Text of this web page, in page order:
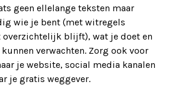
geen ellelange teksten maar
wie je bent (met witregels
overzichtelijk blijft), wat je doet en
verwachten. Zorg ook voor
je website, social media kanalen
je gratis weggever.